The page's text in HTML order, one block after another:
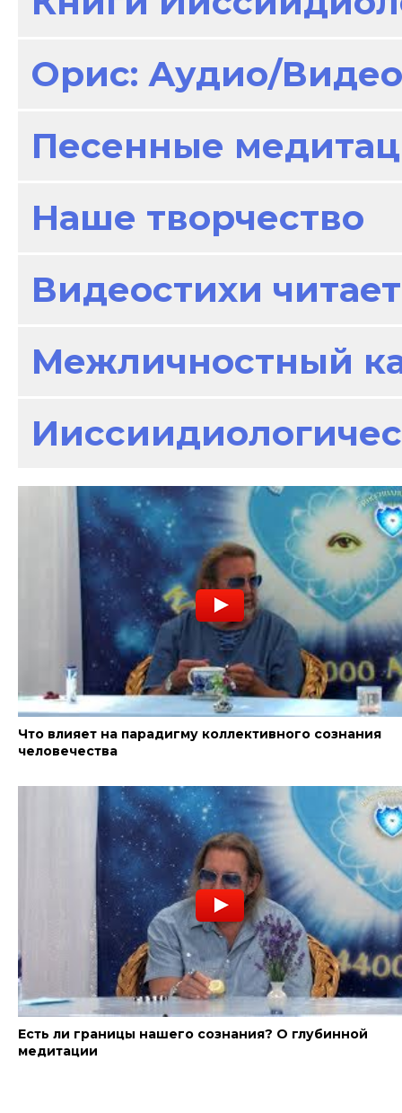
Орис: Аудио/
Песенные
Наше творчество
Видеостихи
Межличностный
Что влияет на парадигму коллективного сознания
человечества
Есть ли границы нашего сознания? О глубинной
медитации